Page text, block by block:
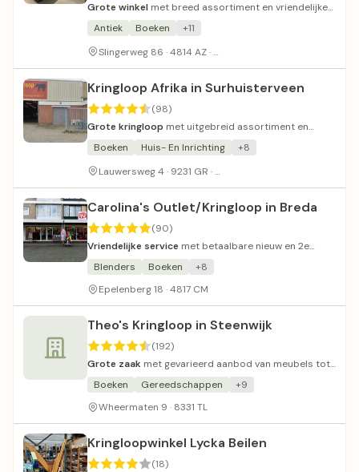
Grote winkel met breed assortiment en vriendelijke
medewerkers.
Antiek Boeken
+11
Slingerweg 86 · 4814 AZ ·
Kringloop Afrika in Surhuisterveen
(98)
Grote kringloop met uitgebreid assortiment en
ruime opzet.
Boeken Huis- En Inrichting
+8
Lauwersweg 4 · 9231 GR ·
Carolina's Outlet/Kringloop in Breda
(90)
Vriendelijke service met betaalbare nieuw en 2e
hands spullen.
Blenders Boeken
+8
Epelenberg 18 · 4817 CM
Theo's Kringloop in Steenwijk
(192)
Grote zaak met gevarieerd aanbod van meubels tot
planten.
Boeken Gereedschappen
+9
Wheermaten 9 · 8331 TL
Kringloopwinkel Lycka Beilen
(18)